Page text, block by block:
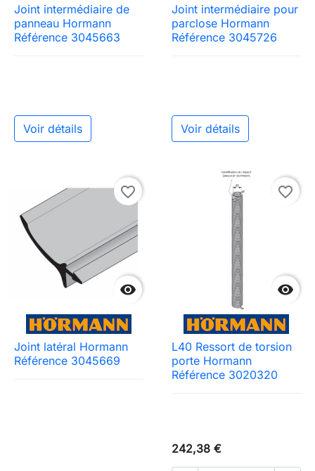
Joint intermédiaire de
panneau Hormann
Référence 3045663
Voir détails
Joint intermédiaire pour
parclose Hormann
Référence 3045726
Voir détails

favorite_border
Joint latéral Hormann
Référence 3045669

favorite_border
L40 Ressort de torsion
porte Hormann
Référence 3020320
242,38 €